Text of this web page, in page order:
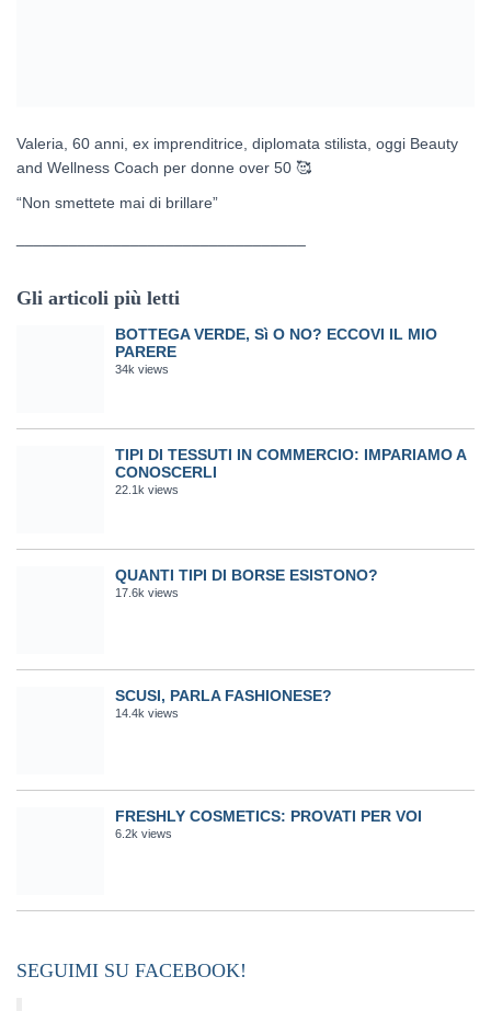
Valeria, 60 anni, ex imprenditrice, diplomata stilista, oggi Beauty
and Wellness Coach per donne over 50 🥰
“Non smettete mai di brillare”
Gli articoli più letti
BOTTEGA VERDE, Sì O NO? ECCOVI IL MIO
PARERE
34k views
TIPI DI TESSUTI IN COMMERCIO: IMPARIAMO A
CONOSCERLI
22.1k views
QUANTI TIPI DI BORSE ESISTONO?
17.6k views
SCUSI, PARLA FASHIONESE?
14.4k views
FRESHLY COSMETICS: PROVATI PER VOI
6.2k views
SEGUIMI SU FACEBOOK!